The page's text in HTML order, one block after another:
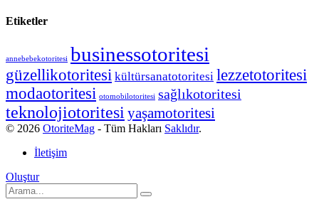
Etiketler
annebebekotoritesi businessotoritesi
güzellikotoritesi kültürsanatotoritesi lezzetotoritesi
modaotoritesi otomobilotoritesi sağlıkotoritesi
teknolojiotoritesi yaşamotoritesi
© 2026 OtoriteMag - Tüm Hakları Saklıdır.
İletişim
Oluştur